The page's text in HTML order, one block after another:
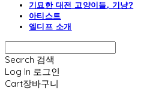
기묘한 대전 고양이들, 기냥?
아티스트
엘디프 소개
Search 검색
Log In 로그인
Cart장바구니